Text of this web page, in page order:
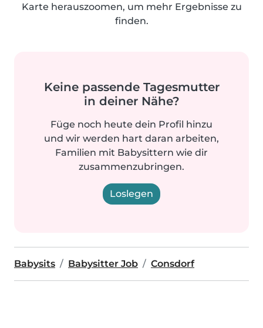
Karte herauszoomen, um mehr Ergebnisse zu
finden.
Keine passende Tagesmutter
in deiner Nähe?
Füge noch heute dein Profil hinzu
und wir werden hart daran arbeiten,
Familien mit Babysittern wie dir
zusammenzubringen.
Loslegen
Babysits Babysitter Job Consdorf